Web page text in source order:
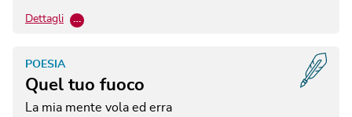
Dettagli …
Quel tuo fuoco
POESIA
La mia mente vola ed erra